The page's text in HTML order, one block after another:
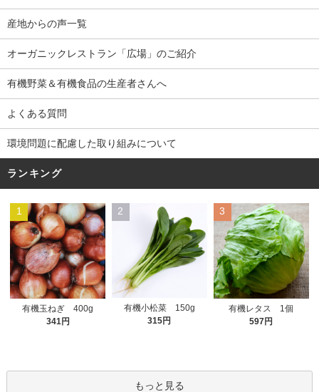
産地からの声一覧
オーガニックレストラン「広場」のご紹介
有機野菜＆有機食品の生産者さんへ
よくある質問
環境問題に配慮した取り組みについて
ランキング
1
有機玉ねぎ 400g
341円
2
有機小松菜 150g
315円
3
有機レタス 1個
597円
もっと見る